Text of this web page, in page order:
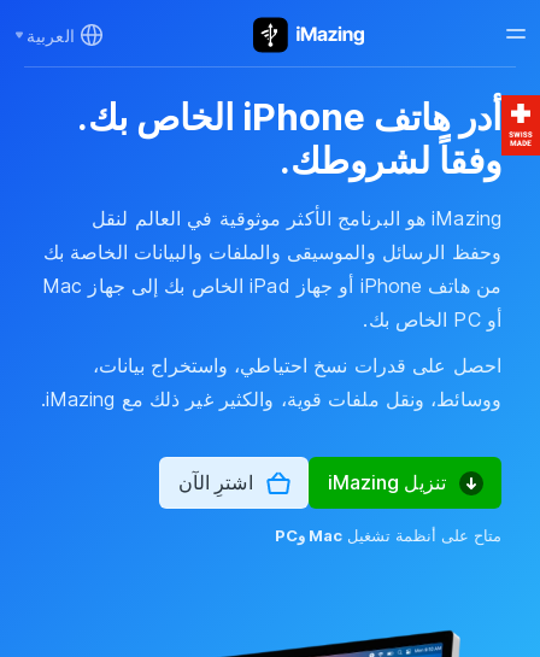
العربية
أدر هاتف iPhone الخاص بك.
وفقاً لشروطك.
iMazing هو البرنامج الأكثر موثوقية في العالم لنقل
وحفظ الرسائل والموسيقى والملفات والبيانات الخاصة بك
من هاتف iPhone أو جهاز iPad الخاص بك إلى جهاز Mac
أو PC الخاص بك.
احصل على قدرات نسخ احتياطي، واستخراج بيانات،
ووسائط، ونقل ملفات قوية، والكثير غير ذلك مع iMazing.
تنزيل iMazing اشترِ الآن
متاح على أنظمة تشغيل Mac وPC